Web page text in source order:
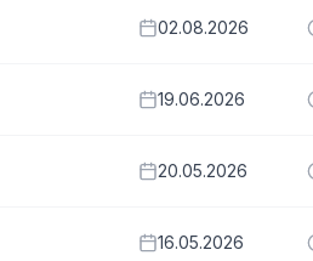
02.08.2026
19.06.2026
20.05.2026
16.05.2026